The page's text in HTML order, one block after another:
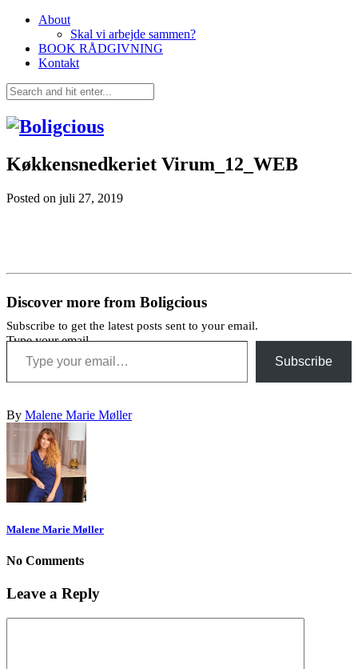
About
Skal vi arbejde sammen?
BOOK RÅDGIVNING
Kontakt
Køkkensnedkeriet Virum_12_WEB
Posted on juli 27, 2019
Discover more from Boligcious
Subscribe to get the latest posts sent to your email.
Type your email…
Subscribe
By Malene Marie Møller
Malene Marie Møller
No Comments
Leave a Reply